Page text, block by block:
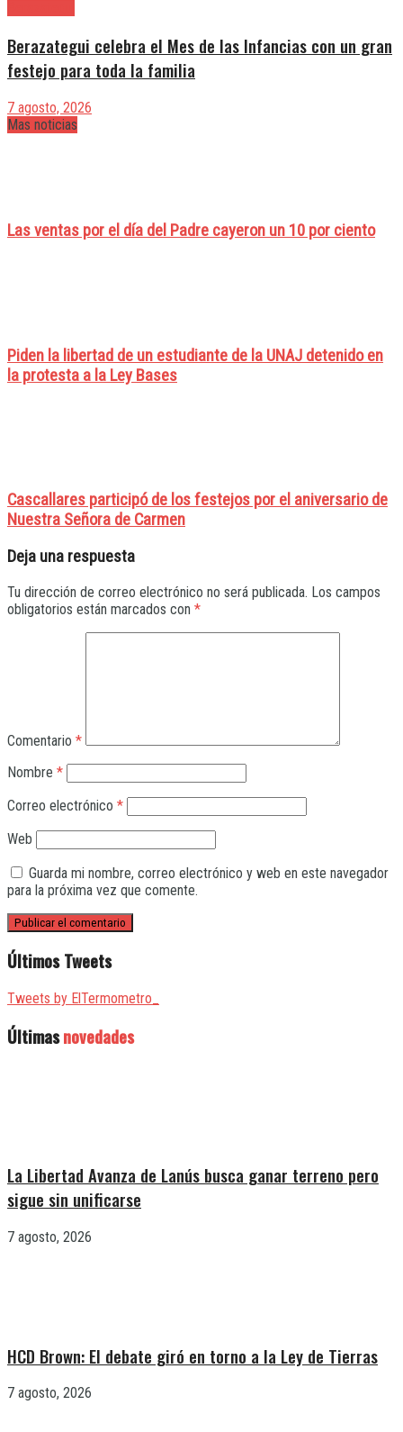
Berazategui celebra el Mes de las Infancias con un gran
festejo para toda la familia
7 agosto, 2026
Mas noticias
Las ventas por el día del Padre cayeron un 10 por ciento
Piden la libertad de un estudiante de la UNAJ detenido en
la protesta a la Ley Bases
Cascallares participó de los festejos por el aniversario de
Nuestra Señora de Carmen
Deja una respuesta
Tu dirección de correo electrónico no será publicada. Los campos
obligatorios están marcados con *
Comentario *
Nombre *
Correo electrónico *
Web
Guarda mi nombre, correo electrónico y web en este navegador
para la próxima vez que comente.
Últimos Tweets
Tweets by ElTermometro_
Últimasnovedades
La Libertad Avanza de Lanús busca ganar terreno pero
sigue sin unificarse
7 agosto, 2026
HCD Brown: El debate giró en torno a la Ley de Tierras
7 agosto, 2026